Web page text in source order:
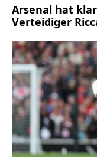
Arsenal hat
Verteidiger